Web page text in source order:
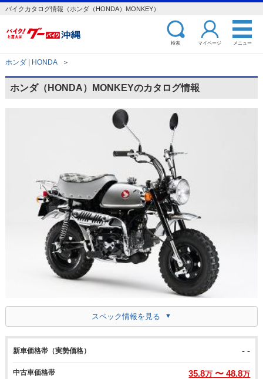
バイクカタログ情報（ホンダ（HONDA）MONKEY）
検索 マイページ メニュー
ホンダ | HONDA ＞
ホンダ（HONDA）MONKEYのカタログ情報
スペック情報を見る
新車価格帯（実勢価格） - -
中古車価格帯 35.8万 〜 48.8万